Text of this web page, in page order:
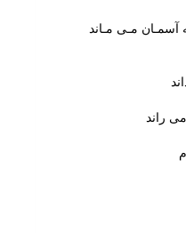
آسمـان مـى مـاند
راند